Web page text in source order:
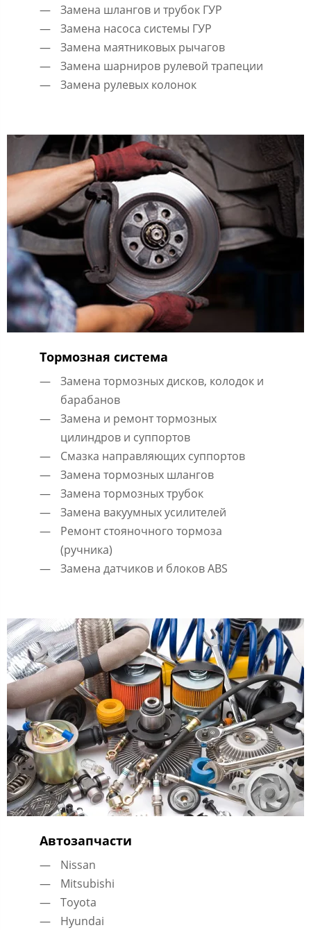
Замена шлангов и трубок ГУР
Замена насоса системы ГУР
Замена маятниковых рычагов
Замена шарниров рулевой трапеции
Замена рулевых колонок
Тормозная система
Замена тормозных дисков, колодок и
барабанов
Замена и ремонт тормозных
цилиндров и суппортов
Смазка направляющих суппортов
Замена тормозных шлангов
Замена тормозных трубок
Замена вакуумных усилителей
Ремонт стояночного тормоза
(ручника)
Замена датчиков и блоков ABS
Автозапчасти
Nissan
Mitsubishi
Toyota
Hyundai